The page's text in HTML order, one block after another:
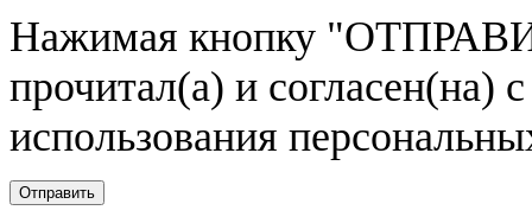
Нажимая кнопку
прочитал(а) и согласен(на)
использования
Отправить